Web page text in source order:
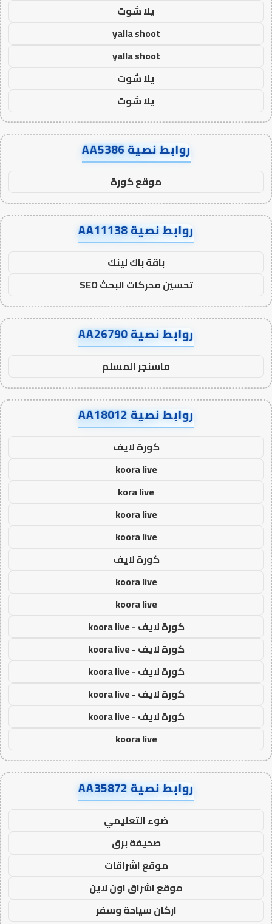
يلا شوت
yalla shoot
yalla shoot
يلا شوت
يلا شوت
روابط نصية AA5386
موقع كورة
روابط نصية AA11138
باقة باك لينك
تحسين محركات البحث SEO
روابط نصية AA26790
ماسنجر المسلم
روابط نصية AA18012
كورة لايف
koora live
kora live
koora live
koora live
كورة لايف
koora live
koora live
كورة لايف - koora live
كورة لايف - koora live
كورة لايف - koora live
كورة لايف - koora live
كورة لايف - koora live
koora live
روابط نصية AA35872
ضوء التعليمي
صحيفة برق
موقع اشراقات
موقع اشراق اون لاين
اركان سياحة وسفر